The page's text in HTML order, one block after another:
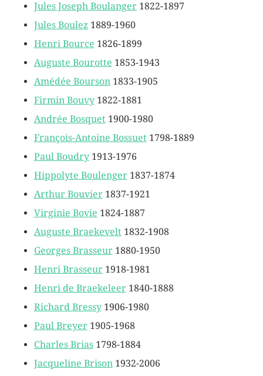
Jules Joseph Boulanger1822-1897
Jules Boulez1889-1960
Henri Bource 1826-1899
Auguste Bourotte 1853-1943
Amédée Bourson1833-1905
Firmin Bouvy1822-1881
Andrée Bosquet1900-1980
François-Antoine Bossuet1798-1889
Paul Boudry1913-1976
Hippolyte Boulenger1837-1874
Arthur Bouvier1837-1921
Virginie Bovie 1824-1887
Auguste Braekevelt1832-1908
Georges Brasseur1880-1950
Henri Brasseur1918-1981
Henri de Braekeleer1840-1888
Richard Bressy1906-1980
Paul Breyer1905-1968
Charles Brias1798-1884
Jacqueline Brison1932-2006